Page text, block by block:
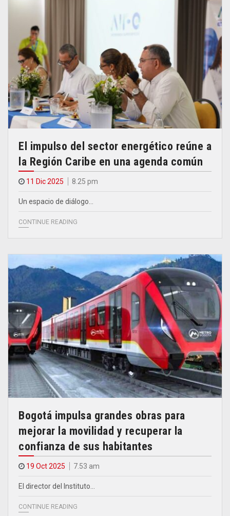
El impulso del sector energético reúne a
la Región Caribe en una agenda común
11 Dic 2025 8.25 pm
Un espacio de diálogo…
CONTINUE READING
Bogotá impulsa grandes obras para
mejorar la movilidad y recuperar la
confianza de sus habitantes
19 Oct 2025 7.53 am
El director del Instituto…
CONTINUE READING